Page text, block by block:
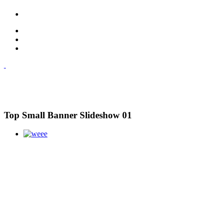
Top Small Banner Slideshow 01